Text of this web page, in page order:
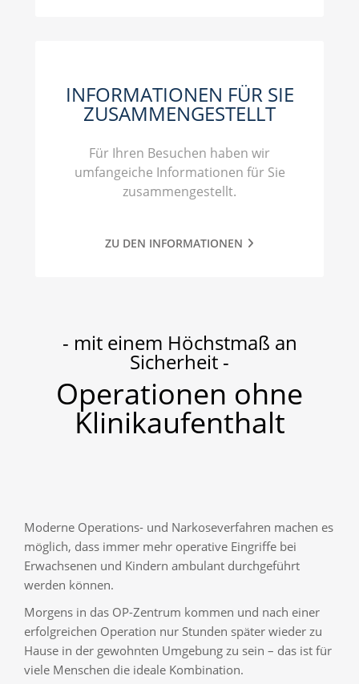
INFORMATIONEN FÜR SIE
ZUSAMMENGESTELLT
Für Ihren Besuchen haben wir
umfangeiche Informationen für Sie
zusammengestellt.
ZU DEN INFORMATIONEN
- mit einem Höchstmaß an
Sicherheit -
Operationen ohne
Klinikaufenthalt
Moderne Operations- und Narkoseverfahren machen es
möglich, dass immer mehr operative Eingriffe bei
Erwachsenen und Kindern ambulant durchgeführt
werden können.
Morgens in das OP-Zentrum kommen und nach einer
erfolgreichen Operation nur Stunden später wieder zu
Hause in der gewohnten Umgebung zu sein – das ist für
viele Menschen die ideale Kombination.